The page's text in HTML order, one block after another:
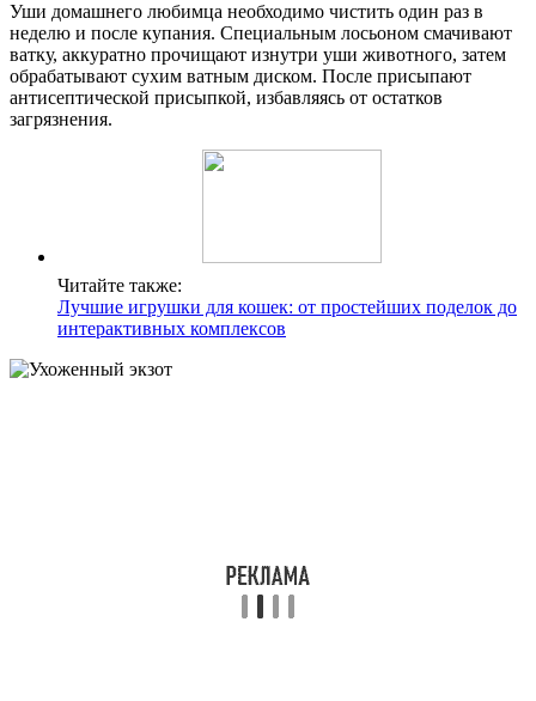
Уши домашнего любимца необходимо чистить один раз в
неделю и после купания. Специальным лосьоном смачивают
ватку, аккуратно прочищают изнутри уши животного, затем
обрабатывают сухим ватным диском. После присыпают
антисептической присыпкой, избавляясь от остатков
загрязнения.
Читайте также:
Лучшие игрушки для кошек: от простейших поделок до
интерактивных комплексов